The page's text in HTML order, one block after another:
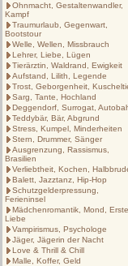
Ohnmacht, Gestaltenwandler,
Kampf
Traumurlaub, Gegenwart,
Bootstour
Welle, Wellen, Missbrauch
Lehrer, Liebe, Lügen
Tierärztin, Waldrand, Ewigkeit
Aufstand, Lilith, Legende
Trost, Geborgenheit,
Sarg, Tante, Hochland
Deggendorf, Surrogat,
Teddybär, Bär, Abgrund
Stress, Kumpel, Minderheiten
Stern, Drummer, Sänger
Ausgrenzung, Rassismus,
Brasilien
Verliebtheit, Kochen,
Balett, Jazztanz, Hip-Hop
Schutzgelderpressung,
Ferieninsel
Mädchenromantik, Mond, Erste
Liebe
Vampirismus, Psychologe
Jäger, Jägerin der Nacht
Love & Thrill & Chill
Malle, Koffer, Geld